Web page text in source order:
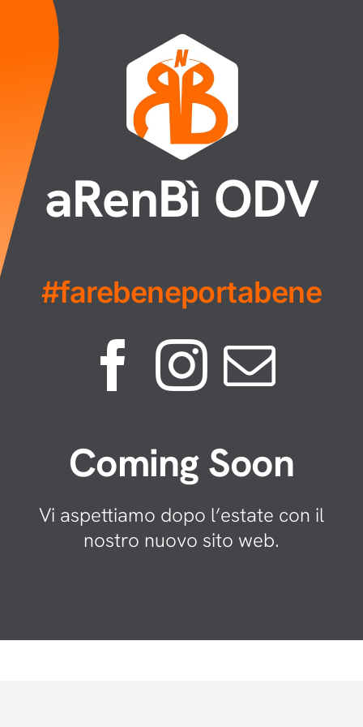
aRenBì ODV
#farebeneportabene
Coming Soon
Vi aspettiamo dopo l’estate con il
nostro nuovo sito web.